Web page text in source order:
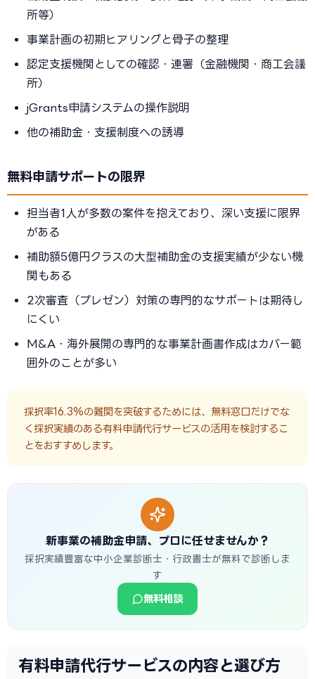
所等）
事業計画の初期ヒアリングと骨子の整理
認定支援機関としての確認・連署（金融機関・商工会議
所）
jGrants申請システムの操作説明
他の補助金・支援制度への誘導
無料申請サポートの限界
担当者1人が多数の案件を抱えており、深い支援に限界
がある
補助額5億円クラスの大型補助金の支援実績が少ない機
関もある
2次審査（プレゼン）対策の専門的なサポートは期待し
にくい
M&A・海外展開の専門的な事業計画書作成はカバー範
囲外のことが多い
採択率16.3%の難関を突破するためには、無料窓口だけでな
く採択実績のある有料申請代行サービスの活用を検討するこ
とをおすすめします。
新事業の補助金申請、プロに任せませんか？
採択実績豊富な中小企業診断士・行政書士が無料で診断しま
す
無料相談
有料申請代行サービスの内容と選び方